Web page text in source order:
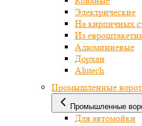
Электрические
На кирпичных
Из
Алюминиевые
Дорхан
Alutech
Промышленные
Промышленные
Для автомойки